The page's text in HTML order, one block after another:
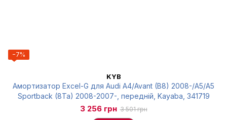
−7%
KYB
Амортизатор Excel-G для Audi A4/Avant (B8) 2008-/A5/A5
Sportback (8Ta) 2008-2007-, передній, Kayaba, 341719
3 256 грн 3 501 грн